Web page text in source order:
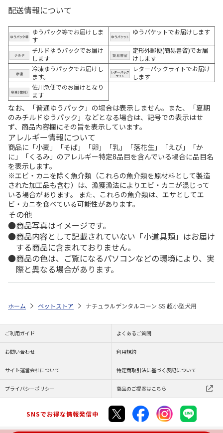
配送情報について
ゆうパック等でお届けしま
す
ゆうパケットでお届けします
チルドゆうパックでお届け
します
定形外郵便(簡易書留)でお届
けします
冷凍ゆうパックでお届けし
ます。
レターパックライトでお届け
します
佐川急便でのお届けとなり
ます
なお、「普通ゆうパック」の場合は表示しません。また、「夏期
のみチルドゆうパック」などとなる場合は、記号での表示はせ
ず、商品内容欄にその旨を表示しています。
アレルギー情報について
商品に「小麦」「そば」「卵」「乳」「落花生」「えび」「か
に」「くるみ」のアレルギー特定8品目を含んでいる場合に品目名
を表示します。
※エビ・カニを除く魚介類（これらの魚介類を原材料として製造
された加工品も含む）は、漁獲漁法によりエビ・カニが混じって
いる場合があります。 また、これらの魚介類は、エサとしてエ
ビ・カニを食べている可能性があります。
その他
商品写真はイメージです。
商品内容として記載されていない「小道具類」はお届け
する商品に含まれておりません。
商品の色は、ご覧になるパソコンなどの環境により、実
際と異なる場合があります。
ホーム ペットストア ナチュラルデンタルコーン SS 超小型犬用
ご利用ガイド よくあるご質問
お問い合わせ 利用規約
サイト運営会社について 特定商取引法に基づく表記について
プライバシーポリシー 商品のご提案はこちら
SNSでお得な情報発信中